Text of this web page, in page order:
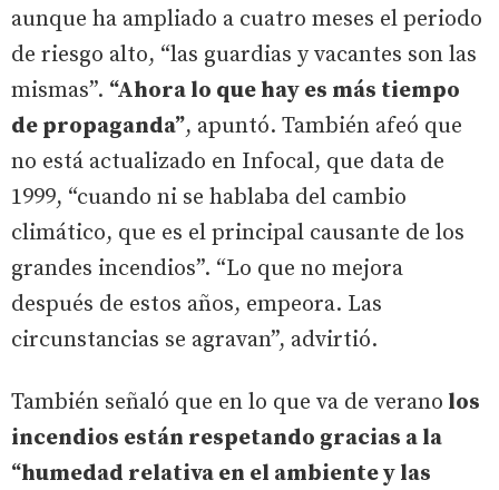
aunque ha ampliado a cuatro meses el periodo
de riesgo alto, “las guardias y vacantes son las
mismas”. “Ahora lo que hay es más tiempo
de propaganda”, apuntó. También afeó que
no está actualizado en Infocal, que data de
1999, “cuando ni se hablaba del cambio
climático, que es el principal causante de los
grandes incendios”. “Lo que no mejora
después de estos años, empeora. Las
circunstancias se agravan”, advirtió.
También señaló que en lo que va de verano los
incendios están respetando gracias a la
“humedad relativa en el ambiente y las